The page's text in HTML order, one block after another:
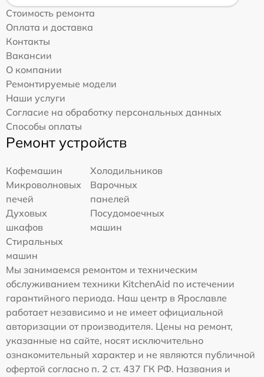
Стоимость ремонта
Оплата и доставка
Контакты
Вакансии
О компании
Ремонтируемые модели
Наши услуги
Согласие на обработку персональных данных
Способы оплаты
Ремонт устройств
Кофемашин
Холодильников
Микроволновых
печей
Варочных
панелей
Духовых
шкафов
Посудомоечных
машин
Стиральных
машин
Мы занимаемся ремонтом и техническим
обслуживанием техники KitchenAid по истечении
гарантийного периода. Наш центр в Ярославле
работает независимо и не имеет официальной
авторизации от производителя. Цены на ремонт,
указанные на сайте, носят исключительно
ознакомительный характер и не являются публичной
офертой согласно п. 2 ст. 437 ГК РФ. Названия и